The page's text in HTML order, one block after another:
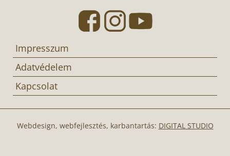
Impresszum
Adatvédelem
Kapcsolat
Webdesign, webfejlesztés, karbantartás: DIGITAL STUDIO